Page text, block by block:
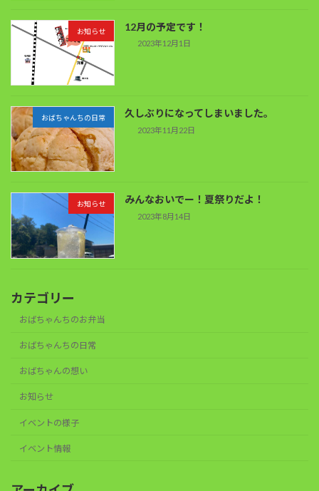
お知らせ 12月の予定です！
2023年12月1日
おばちゃんちの日常 久しぶりになってしまいました。
2023年11月22日
お知らせ みんなおいでー！夏祭りだよ！
2023年8月14日
カテゴリー
おばちゃんちのお弁当
おばちゃんちの日常
おばちゃんの想い
お知らせ
イベントの様子
イベント情報